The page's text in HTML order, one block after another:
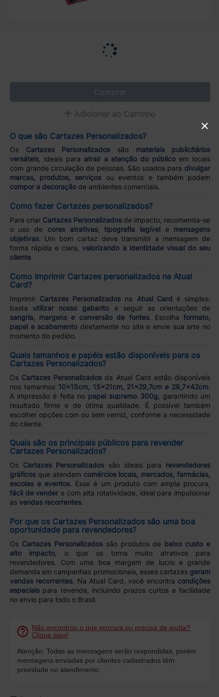
Comprar
Adicionar ao Carrinho
O que são Cartazes Personalizados?
Os Cartazes Personalizados são materiais publicitários
versáteis, ideais para atrair a atenção do público em locais
com grande circulação de pessoas. São usados para divulgar
marcas, produtos, serviços ou eventos e também podem
compor a decoraçãode ambientes comerciais.
Como fazer Cartazes personalizados?
Para criar Cartazes Personalizados de impacto, recomenda-se
o uso de cores atrativas,tipografia legívele mensagens
objetivas. Um bom cartaz deve transmitir a mensagem de
forma rápida e clara,valorizando a identidade visual do seu
cliente.
Como Imprimir Cartazes personalizados na Atual
Card?
Imprimir Cartazes Personalizados na Atual Card é simples:
basta utilizar nosso gabarito e seguir as orientações de
sangria, margens e conversão de fontes. Escolhaformato,
papel e acabamento diretamente no site e envie sua arte no
momento do pedido.
Quais tamanhos e papéis estão disponíveis para os
Cartazes Personalizados?
Os Cartazes Personalizados da Atual Card estão disponíveis
nos tamanhos 10x15cm, 15x21cm, 21x29,7cm e 29,7x42cm.
A impressão é feita no papel supremo 300g , garantindo um
resultado firme e de ótima qualidade. É possível também
escolher opções com ou sem verniz, conforme a necessidade
do cliente.
Quais são os principais públicos para revender
Cartazes Personalizados?
Os Cartazes Personalizados são ideais para revendedores
gráficosque atendem comércios locais, mercados, farmácias,
escolas e eventos. Esse é um produto com ampla procura,
fácil de vendere com alta rotatividade, ideal para impulsionar
as vendas recorrentes.
Por que os Cartazes Personalizados são uma boa
oportunidade para revendedores?
Os Cartazes Personalizadossão produtos de baixo custo e
alto impacto , o que os torna muito atrativos para
revendedores. Com uma boa margem de lucro e grande
demanda em campanhas promocionais, esses cartazes geram
vendas recorrentes. Na Atual Card, você encontra condições
especiaispara revenda, incluindo prazos curtos e facilidade
no envio para todo o Brasil.
Não encontrou o que procura ou precisa de ajuda?
Clique aqui!
Atenção: Todas as mensagens serão respondidas, porém
mensagens enviadas por clientes cadastrados têm
prioridade no atendimento.
×